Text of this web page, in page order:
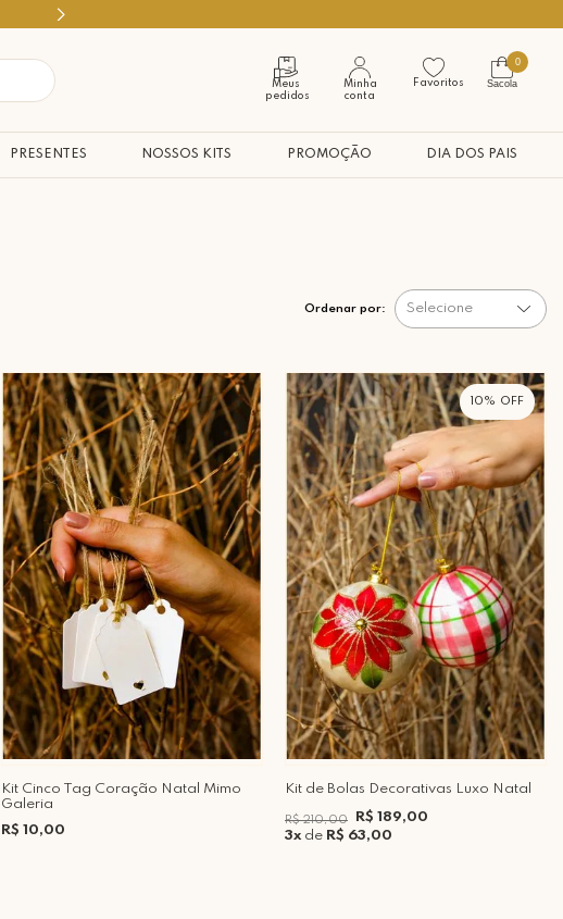
Meus
pedidos
Minha
conta
Favoritos
0
Sacola
PRESENTES NOSSOS KITS PROMOÇÃO DIA DOS PAIS
Ordenar por: Selecione
Kit Cinco Tag Coração Natal Mimo
Galeria
R$ 10,00
10%
Kit de Bolas Decorativas Luxo Natal
R$ 210,00
R$ 189,00
3xde R$ 63,00